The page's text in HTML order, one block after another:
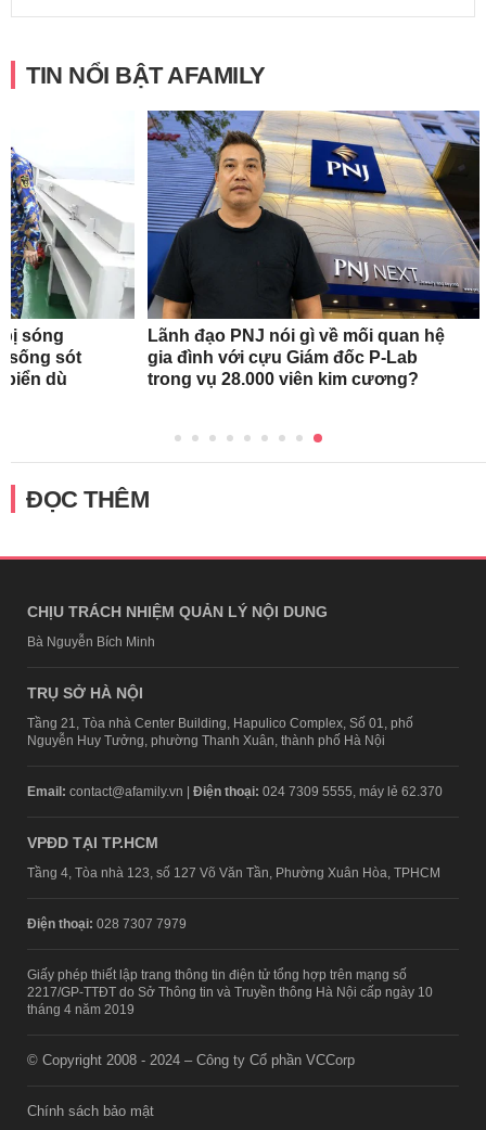
TIN NỔI BẬT AFAMILY
sóng
sống sót
biển dù
Lãnh đạo PNJ nói gì về mối quan hệ
gia đình với cựu Giám đốc P-Lab
trong vụ 28.000 viên kim cương?
ĐỌC THÊM
CHỊU TRÁCH NHIỆM QUẢN LÝ NỘI DUNG
Bà Nguyễn Bích Minh
TRỤ SỞ HÀ NỘI
Tầng 21, Tòa nhà Center Building, Hapulico Complex, Số 01, phố
Nguyễn Huy Tưởng, phường Thanh Xuân, thành phố Hà Nội
Email: contact@afamily.vn | Điện thoại: 024 7309 5555, máy lẻ 62.370
VPĐD TẠI TP.HCM
Tầng 4, Tòa nhà 123, số 127 Võ Văn Tần, Phường Xuân Hòa, TPHCM
Điện thoại: 028 7307 7979
Giấy phép thiết lập trang thông tin điện tử tổng hợp trên mạng số
2217/GP-TTĐT do Sở Thông tin và Truyền thông Hà Nội cấp ngày 10
tháng 4 năm 2019
© Copyright 2008 - 2024 – Công ty Cổ phần VCCorp
Chính sách bảo mật